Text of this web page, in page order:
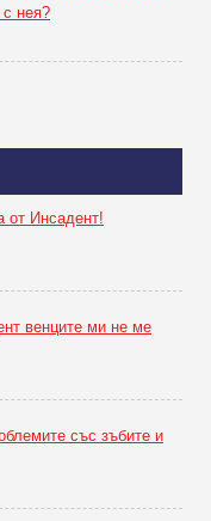
с нея?
от Инсадент!
венците ми не ме
със зъбите и